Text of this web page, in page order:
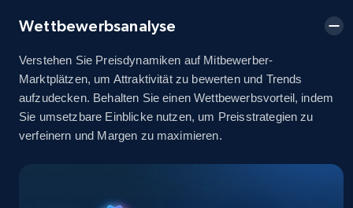
eBay
URL, Product id, Title, Seller name, Seller rating,
Seller reviews, Breadcrumbs, Root category, and
Wettbewerbsanalyse
Verstehen Sie Preisdynamiken auf Mitbewerber-
Marktplätzen, um Attraktivität zu bewerten und Trends
aufzudecken. Behalten Sie einen Wettbewerbsvorteil, indem
Sie umsetzbare Einblicke nutzen, um Preisstrategien zu
verfeinern und Margen zu maximieren.